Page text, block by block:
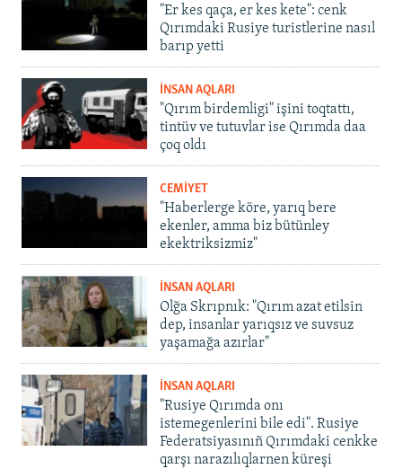
"Er kes qaça, er kes kete": cenk
Qırımdaki Rusiye turistlerine nasıl
barıp yetti
İNSAN AQLARI
"Qırım birdemligi" işini toqtattı,
tintüv ve tutuvlar ise Qırımda daa
çoq oldı
CEMİYET
"Haberlerge köre, yarıq bere
ekenler, amma biz bütünley
ekektriksizmiz"
İNSAN AQLARI
Olğa Skrıpnık: "Qırım azat etilsin
dep, insanlar yarıqsız ve suvsuz
yaşamağa azırlar"
İNSAN AQLARI
"Rusiye Qırımda onı
istemegenlerini bile edi". Rusiye
Federatsiyasınıñ Qırımdaki cenkke
qarşı narazılıqlarnen küreşi